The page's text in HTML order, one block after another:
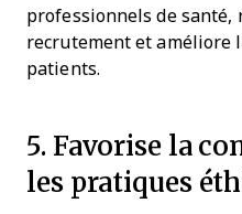
professionnels de santé,
recrutement et améliore
patients.
5. Favorise la
les pratiques